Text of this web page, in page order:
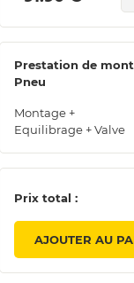
Prestation de
Pneu
Montage +
Equilibrage + Valve
Prix total :
AJOUTER AU